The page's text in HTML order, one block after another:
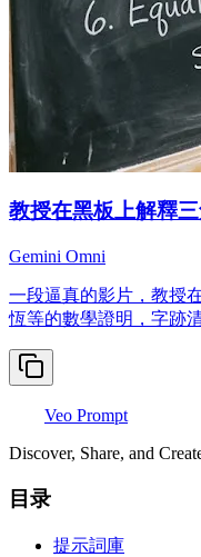
教授在黑板上解釋
Gemini Omni
一段逼真的影片，教授
恆等的數學證明，字跡
Veo Prompt
Discover, Share, and
目录
提示詞庫